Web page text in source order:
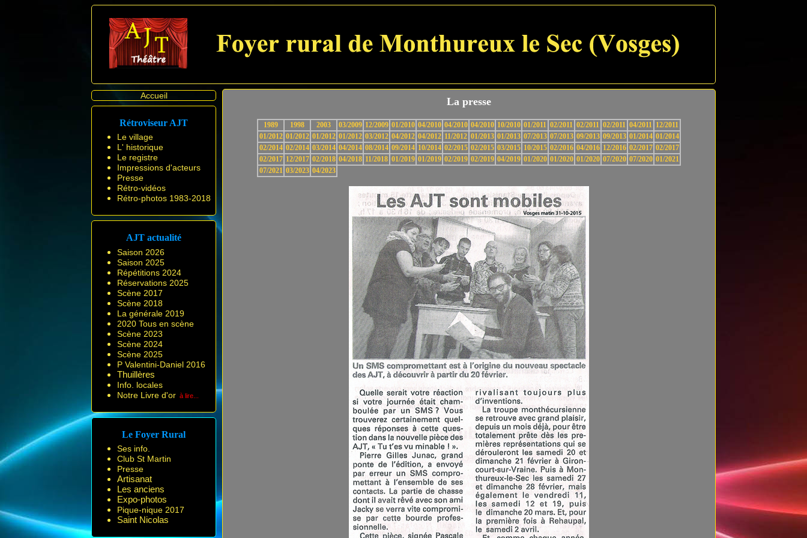
Accueil
Rétroviseur AJT
Le village
L' historique
Le registre
Impressions d'acteurs
Presse
Rétro-vidéos
Rétro-photos 1983-2018
AJT actualité
Saison 2026
Saison 2025
Répétitions 2024
Réservations 2025
Scène 2017
Scène 2018
La générale 2019
2020 Tous en scène
Scène 2023
Scène 2024
Scène 2025
P Valentini-Daniel 2016
Thuillères
Info. locales
Notre Livre d'or à lire...
Le Foyer Rural
Ses info.
Club St Martin
Presse
Artisanat
Les anciens
Expo-photos
Pique-nique 2017
Saint Nicolas
La presse
1989 1998 2003 03/2009 12/2009 01/2010 04/2010 04/2010 04/2010 10/2010 01/2011 02/2011 02/2011 02/2011 04/2011 12/2011
01/2012 01/2012 01/2012 01/2012 03/2012 04/2012 04/2012 11/2012 01/2013 01/2013 07/2013 07/2013 09/2013 09/2013 01/2014 01/2014
02/2014 02/2014 03/2014 04/2014 08/2014 09/2014 10/2014 02/2015 02/2015 03/2015 10/2015 02/2016 04/2016 12/2016 02/2017 02/2017
02/2017 12/2017 02/2018 04/2018 11/2018 01/2019 01/2019 02/2019 02/2019 04/2019 01/2020 01/2020 01/2020 07/2020 07/2020 01/2021
07/2021 03/2023 04/2023